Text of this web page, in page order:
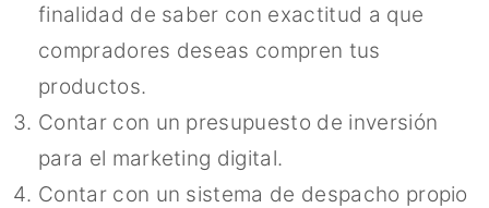
finalidad de saber con exactitud a que
compradores deseas compren tus
productos.
Contar con un presupuesto de inversión
para el marketing digital.
Contar con un sistema de despacho propio